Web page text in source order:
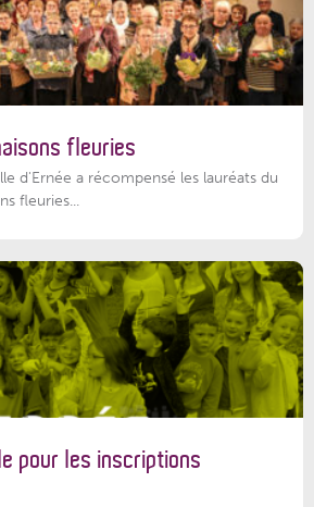
fleuries
d'Ernée a récompensé les lauréats du
fleuries...
pour les inscriptions